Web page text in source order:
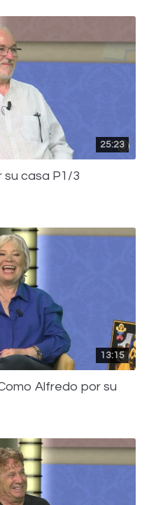
25:23
su casa P1/3
13:15
Alfredo por su